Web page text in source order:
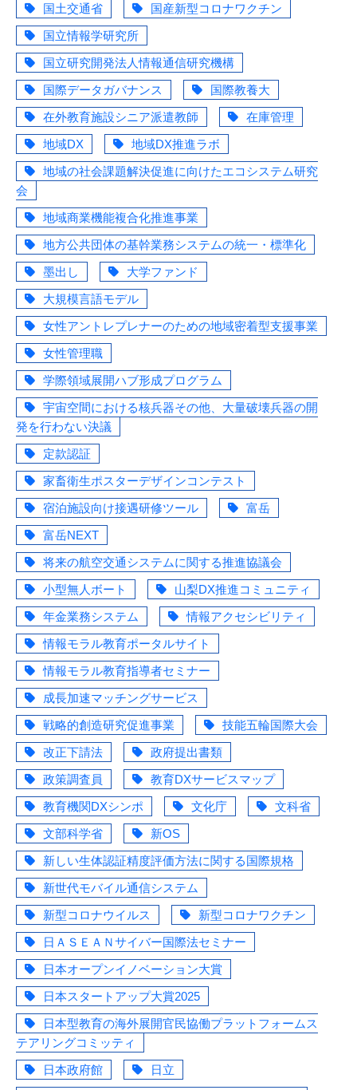
国土交通省
国産新型コロナワクチン
国立情報学研究所
国立研究開発法人情報通信研究機構
国際データガバナンス
国際教養大
在外教育施設シニア派遣教師
在庫管理
地域DX
地域DX推進ラボ
地域の社会課題解決促進に向けたエコシステム研究
会
地域商業機能複合化推進事業
地方公共団体の基幹業務システムの統一・標準化
墨出し
大学ファンド
大規模言語モデル
女性アントレプレナーのための地域密着型支援事業
女性管理職
学際領域展開ハブ形成プログラム
宇宙空間における核兵器その他、大量破壊兵器の開
発を行わない決議
定款認証
家畜衛生ポスターデザインコンテスト
宿泊施設向け接遇研修ツール
富岳
富岳NEXT
将来の航空交通システムに関する推進協議会
小型無人ボート
山梨DX推進コミュニティ
年金業務システム
情報アクセシビリティ
情報モラル教育ポータルサイト
情報モラル教育指導者セミナー
成長加速マッチングサービス
戦略的創造研究促進事業
技能五輪国際大会
改正下請法
政府提出書類
政策調査員
教育DXサービスマップ
教育機関DXシンポ
文化庁
文科省
文部科学省
新OS
新しい生体認証精度評価方法に関する国際規格
新世代モバイル通信システム
新型コロナウイルス
新型コロナワクチン
日ＡＳＥＡＮサイバー国際法セミナー
日本オープンイノベーション大賞
日本スタートアップ大賞2025
日本型教育の海外展開官民協働プラットフォームス
テアリングコミッティ
日本政府館
日立